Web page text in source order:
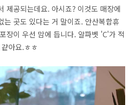
제공되는데요. 아시죠? 이것도 매장에
는 곳도 있다는 거 말이죠. 안산복합휴
장이 우선 맘에 듭니다. 알파벳 'C'가 적
아요.ㅎㅎ